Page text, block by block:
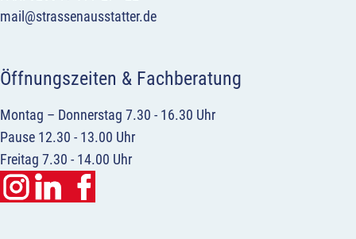
mail@strassenausstatter.de
Öffnungszeiten & Fachberatung
Montag – Donnerstag 7.30 - 16.30 Uhr
Pause 12.30 - 13.00 Uhr
Freitag 7.30 - 14.00 Uhr